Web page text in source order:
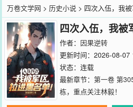
万卷文学网 > 历史小说 > 四次入伍，我被
四次入伍，我被
作者： 因果逆转
更新时间：2026-08-07
状态：连载
最新章节： 第一卷 第
栋，重点关注林毅！